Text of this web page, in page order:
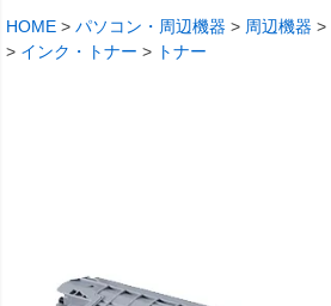
HOME パソコン・周辺機器 周辺機器
インク・トナー
トナー